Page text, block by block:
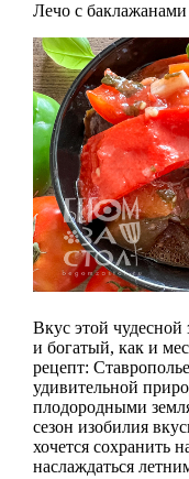
Лечо с баклажанами
Вкус этой
и богатый, как и
рецепт:
удивительной
плодородными
сезон изобилия
хочется сохранить
наслаждаться